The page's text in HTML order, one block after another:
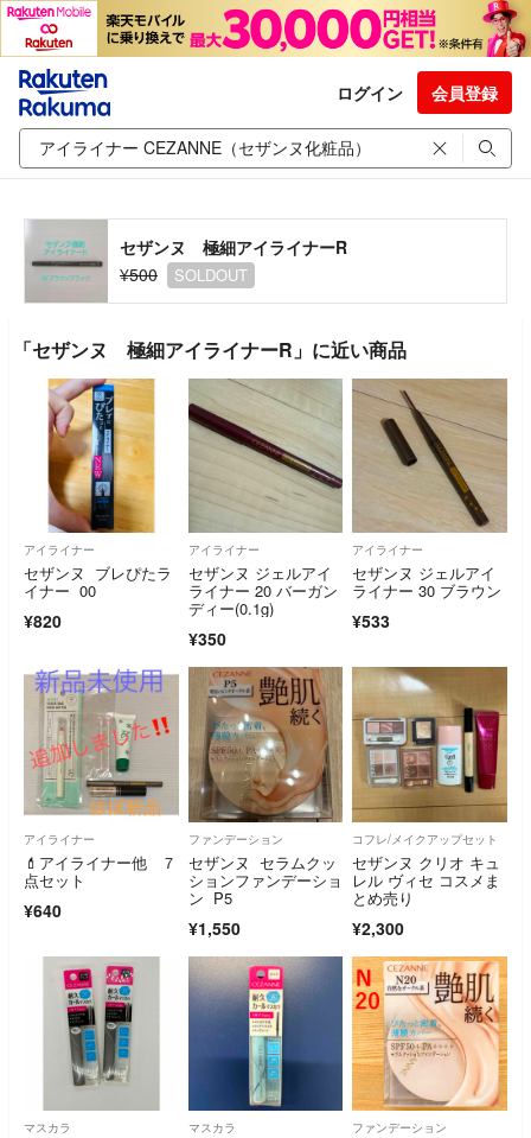
ログイン 会員登録
セザンヌ 極細アイライナーR
¥500
SOLDOUT
「セザンヌ 極細アイライナーR」に近い商品
アイライナー
セザンヌ ブレぴたラ
イナー 00
¥820
アイライナー
セザンヌ ジェルアイ
ライナー 20 バーガン
ディー(0.1g)
¥350
アイライナー
セザンヌ ジェルアイ
ライナー 30 ブラウン
¥533
アイライナー
💄アイライナー他 ７
点セット
¥640
ファンデーション
セザンヌ セラムクッ
ションファンデーショ
ン P5
¥1,550
コフレ/メイクアップセット
セザンヌ クリオ キュ
レル ヴィセ コスメま
とめ売り
¥2,300
マスカラ マスカラ ファンデーション